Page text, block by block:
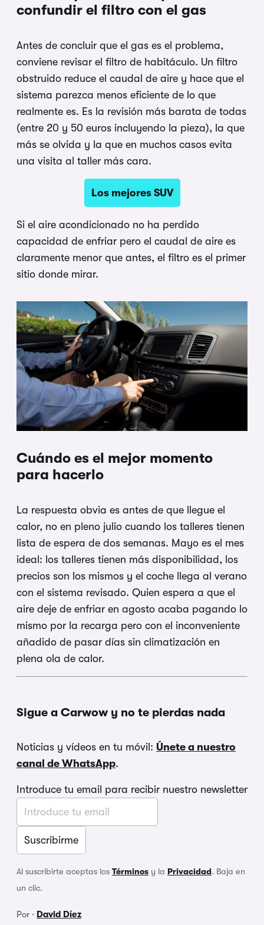
confundir el filtro con el gas
Antes de concluir que el gas es el problema,
conviene revisar el filtro de habitáculo. Un filtro
obstruido reduce el caudal de aire y hace que el
sistema parezca menos eficiente de lo que
realmente es. Es la revisión más barata de todas
(entre 20 y 50 euros incluyendo la pieza), la que
más se olvida y la que en muchos casos evita
una visita al taller más cara.
Los mejores SUV
Si el aire acondicionado no ha perdido
capacidad de enfriar pero el caudal de aire es
claramente menor que antes, el filtro es el primer
sitio donde mirar.
Cuándo es el mejor momento
para hacerlo
La respuesta obvia es antes de que llegue el
calor, no en pleno julio cuando los talleres tienen
lista de espera de dos semanas. Mayo es el mes
ideal: los talleres tienen más disponibilidad, los
precios son los mismos y el coche llega al verano
con el sistema revisado. Quien espera a que el
aire deje de enfriar en agosto acaba pagando lo
mismo por la recarga pero con el inconveniente
añadido de pasar días sin climatización en
plena ola de calor.
Sigue a Carwow y no te pierdas nada
Noticias y vídeos en tu móvil: Únete a nuestro
canal de WhatsApp.
Introduce tu email para recibir nuestro newsletter
Al suscribirte aceptas los Términos y la Privacidad. Baja en
un clic.
Por · David Díez